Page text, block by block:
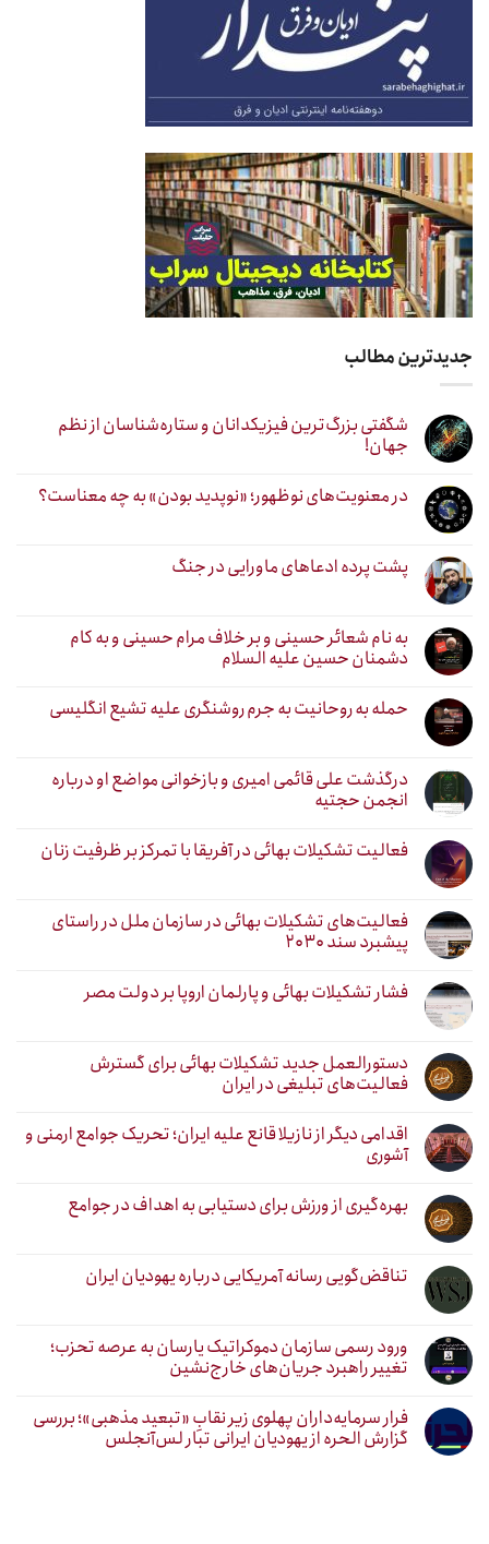
جدیدترین مطالب
شگفتی بزرگ‌ترین فیزیکدانان و ستاره‌شناسان از نظم
جهان!
در معنویت‌های نوظهور؛ «نوپدید بودن» به چه معناست؟
پشت پرده ادعاهای ماورایی در جنگ
به نام شعائر حسینی و بر خلاف مرام حسینی و به کام
دشمنان حسین علیه السلام
حمله به روحانیت به جرم روشنگری علیه تشیع انگلیسی
درگذشت علی قائمی امیری و بازخوانی مواضع او درباره
انجمن حجتیه
فعالیت تشکیلات بهائی در آفریقا با تمرکز بر ظرفیت زنان
فعالیت‌های تشکیلات بهائی در سازمان ملل در راستای
پیشبرد سند ۲۰۳۰
فشار تشکیلات بهائی و پارلمان اروپا بر دولت مصر
دستورالعمل جدید تشکیلات بهائی برای گسترش
فعالیت‌های تبلیغی در ایران
اقدامی دیگر از نازیلا قانع علیه ایران؛ تحریک جوامع ارمنی و
آشوری
بهره‌گیری از ورزش برای دستیابی به اهداف در جوامع
تناقض‌گویی رسانه آمریکایی درباره یهودیان ایران
ورود رسمی سازمان دموکراتیک یارسان به عرصه تحزب؛
تغییر راهبرد جریان‌های خارج‌نشین
فرار سرمایه‌داران پهلوی زیر نقابِ «تبعید مذهبی»؛ بررسی
گزارش الحره از یهودیان ایرانی تبار لس‌آنجلس